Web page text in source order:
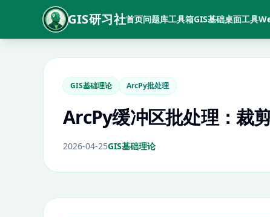
GIS研习社首页问题库工具箱GIS基础桌面工具
GIS基础理论 ArcPy批处理
ArcPy缓冲区批处理：裁
2026-04-25GIS基础理论